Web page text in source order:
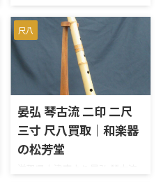
1.8cm / 外径 約 5.1cm重量：約
332g 都山流尺八とは何か？ 都
山流尺八は、日本の伝統楽器
である尺八の一派を指し、独
自の音楽スタイルと技法を持
つ ...
尺八 一尺四寸を宅配買取させ
ていただきました。歌口は銀
巻きで、中継ぎは銀三線籐巻の
仕様です。使用に伴う極些細な
小キズがあるものの、全体的
にキレイな印象の美品です。中
継に緩みも無く、スムーズに音
出しもできました。オーナー様
のお手入れがよく、割れやカ
ケ、ヒビなどもありません。精
ただきました。お売りいただ
尺八
晏弘 琴古流 二印 二尺
三寸 尺八買取｜和楽器
の松芳堂